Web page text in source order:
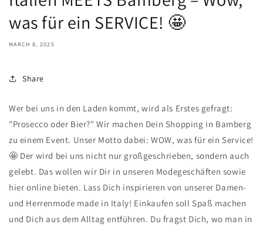
was für ein SERVICE! 🤩
MARCH 8, 2025
Share
Wer bei uns in den Laden kommt, wird als Erstes gefragt:
"Prosecco oder Bier?" Wir machen Dein Shopping in Bamberg
zu einem Event. Unser Motto dabei: WOW, was für ein Service!
🤩 Der wird bei uns nicht nur großgeschrieben, sondern auch
gelebt. Das wollen wir Dir in unseren Modegeschäften sowie
hier online bieten. Lass Dich inspirieren von unserer Damen-
und Herrenmode made in Italy! Einkaufen soll Spaß machen
und Dich aus dem Alltag entführen. Du fragst Dich, wo man in